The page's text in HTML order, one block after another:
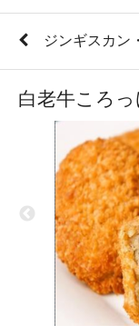
ジンギスカン
白老牛ころっ